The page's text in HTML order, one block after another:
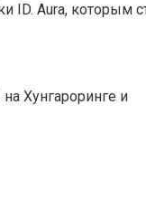
ID. Aura, которым
Хунгароринге и